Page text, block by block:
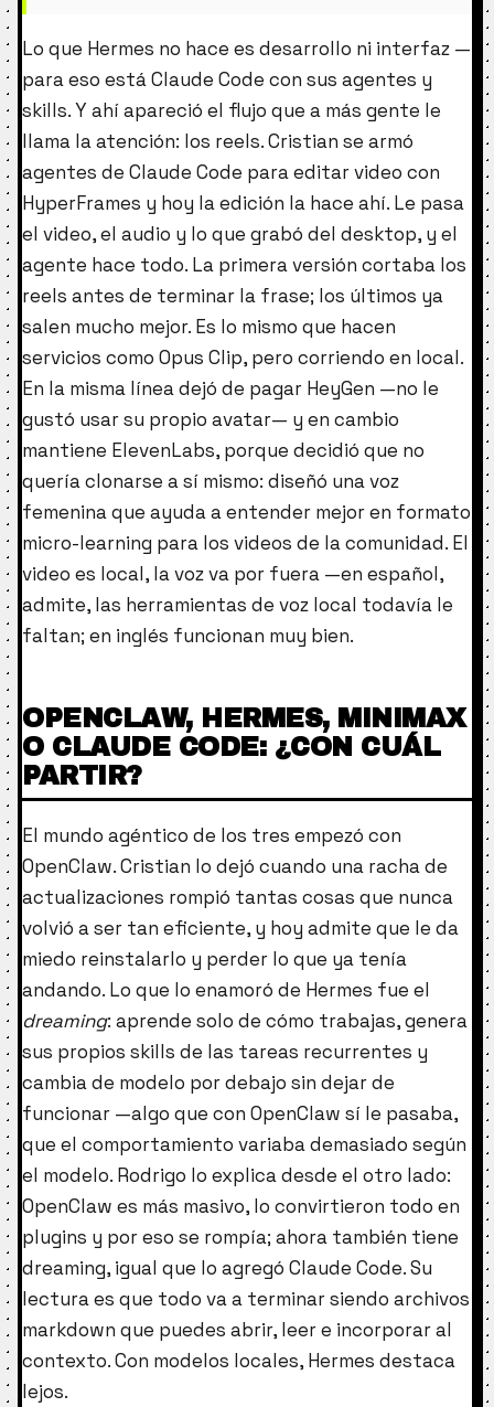
Lo que Hermes no hace es desarrollo ni interfaz —
para eso está Claude Code con sus agentes y
skills. Y ahí apareció el flujo que a más gente le
llama la atención: los reels. Cristian se armó
agentes de Claude Code para editar video con
HyperFrames y hoy la edición la hace ahí. Le pasa
el video, el audio y lo que grabó del desktop, y el
agente hace todo. La primera versión cortaba los
reels antes de terminar la frase; los últimos ya
salen mucho mejor. Es lo mismo que hacen
servicios como Opus Clip, pero corriendo en local.
En la misma línea dejó de pagar HeyGen —no le
gustó usar su propio avatar— y en cambio
mantiene ElevenLabs, porque decidió que no
quería clonarse a sí mismo: diseñó una voz
femenina que ayuda a entender mejor en formato
micro-learning para los videos de la comunidad. El
video es local, la voz va por fuera —en español,
admite, las herramientas de voz local todavía le
faltan; en inglés funcionan muy bien.
OPENCLAW, HERMES, MINIMAX
O CLAUDE CODE: ¿CON CUÁL
PARTIR?
El mundo agéntico de los tres empezó con
OpenClaw. Cristian lo dejó cuando una racha de
actualizaciones rompió tantas cosas que nunca
volvió a ser tan eficiente, y hoy admite que le da
miedo reinstalarlo y perder lo que ya tenía
andando. Lo que lo enamoró de Hermes fue el
dreaming: aprende solo de cómo trabajas, genera
sus propios skills de las tareas recurrentes y
cambia de modelo por debajo sin dejar de
funcionar —algo que con OpenClaw sí le pasaba,
que el comportamiento variaba demasiado según
el modelo. Rodrigo lo explica desde el otro lado:
OpenClaw es más masivo, lo convirtieron todo en
plugins y por eso se rompía; ahora también tiene
dreaming, igual que lo agregó Claude Code. Su
lectura es que todo va a terminar siendo archivos
markdown que puedes abrir, leer e incorporar al
contexto. Con modelos locales, Hermes destaca
lejos.